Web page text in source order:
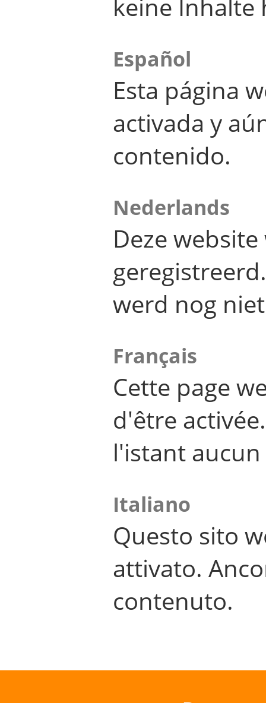
keine Inhalte
Español
Esta página
activada y
contenido.
Nederlands
Deze
werd nog
Français
Cette page
d'être
l'istant
Italiano
Questo sito
attivato.
contenuto.